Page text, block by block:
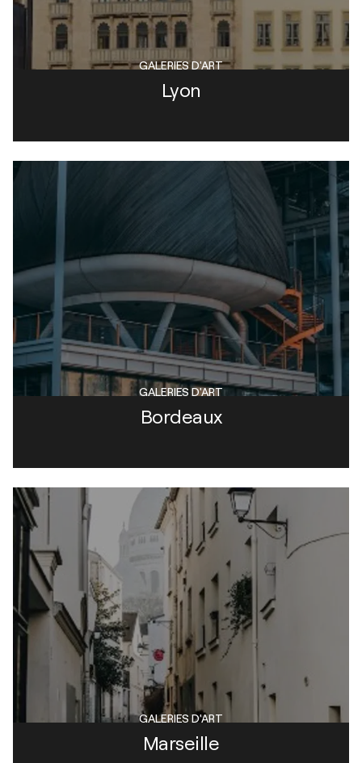
Lyon
GALERIES D'ART
Bordeaux
GALERIES D'ART
Marseille
GALERIES D'ART